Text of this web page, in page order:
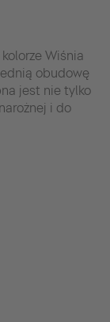
Wiśnia
obudowę
jest nie tylko
i do